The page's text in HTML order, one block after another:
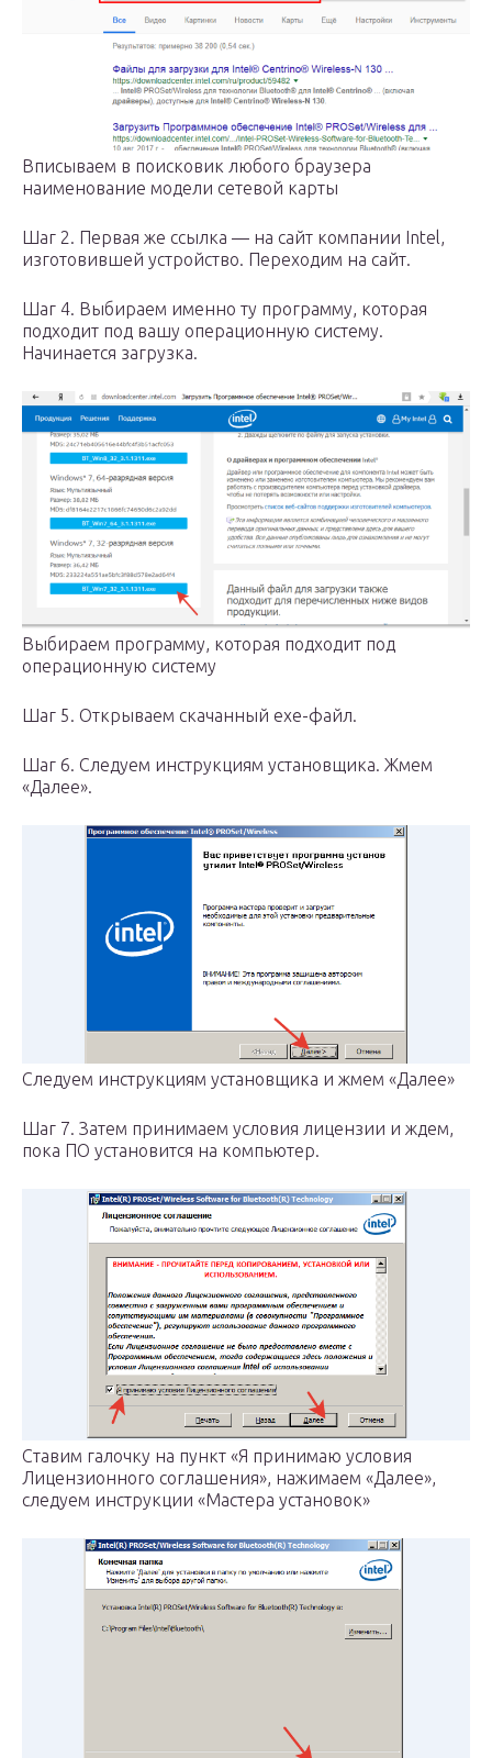
Вписываем в поисковик любого браузера
наименование модели сетевой карты
Шаг 2. Первая же ссылка — на сайт компании Intel,
изготовившей устройство. Переходим на сайт.
Шаг 4. Выбираем именно ту программу, которая
подходит под вашу операционную систему.
Начинается загрузка.
Выбираем программу, которая подходит под
операционную систему
Шаг 5. Открываем скачанный exe-файл.
Шаг 6. Следуем инструкциям установщика. Жмем
«Далее».
Следуем инструкциям установщика и жмем «Далее»
Шаг 7. Затем принимаем условия лицензии и ждем,
пока ПО установится на компьютер.
Ставим галочку на пункт «Я принимаю условия
Лицензионного соглашения», нажимаем «Далее»,
следуем инструкции «Мастера установок»